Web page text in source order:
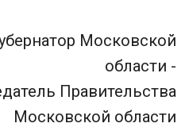
Московской
области -
Правительства
Московской области